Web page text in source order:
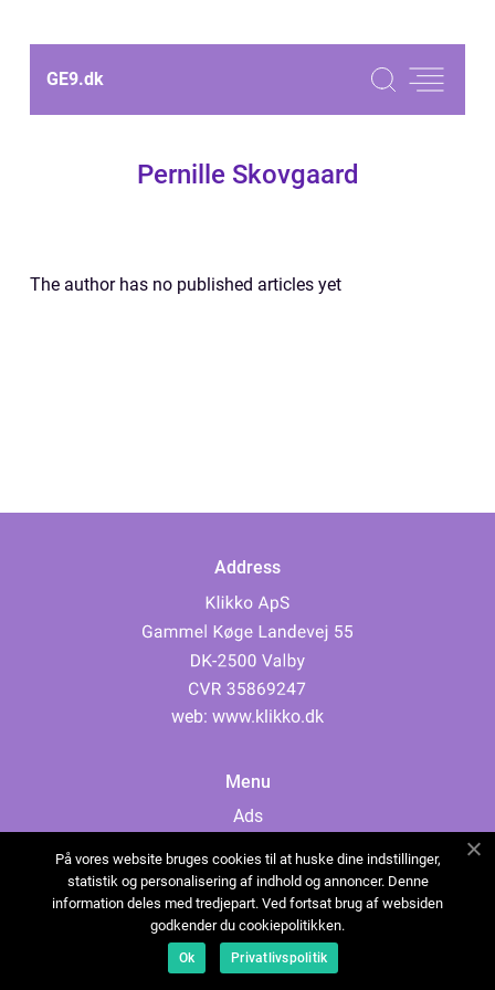
GE9.dk
Pernille Skovgaard
The author has no published articles yet
Address
web: www.klikko.dk
Menu
Ads
Cookies
Contact
Sitemap
På vores website bruges cookies til at huske dine indstillinger,
statistik og personalisering af indhold og annoncer. Denne
information deles med tredjepart. Ved fortsat brug af websiden
godkender du cookiepolitikken.
Ok Privatlivspolitik